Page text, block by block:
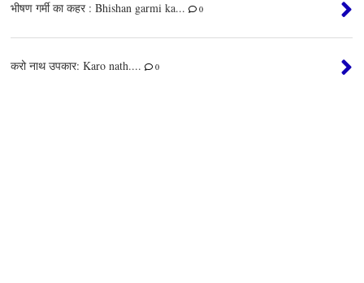
भीषण गर्मी का कहर : Bhishan garmi ka... 0
करो नाथ उपकार: Karo nath.... 0